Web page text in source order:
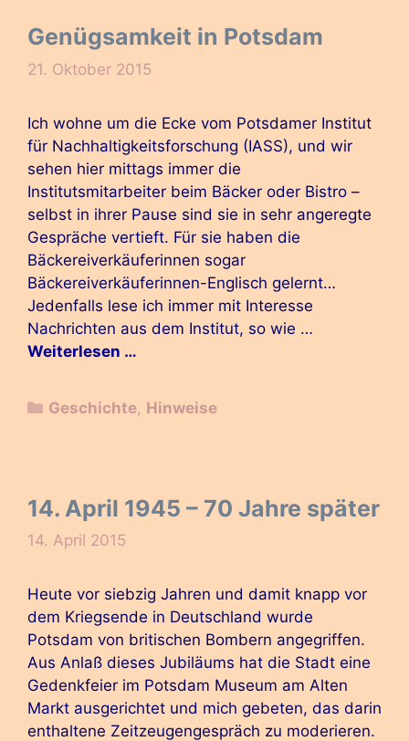
Genügsamkeit in Potsdam
21. Oktober 2015
Ich wohne um die Ecke vom Potsdamer Institut
für Nachhaltigkeitsforschung (IASS), und wir
sehen hier mittags immer die
Institutsmitarbeiter beim Bäcker oder Bistro –
selbst in ihrer Pause sind sie in sehr angeregte
Gespräche vertieft. Für sie haben die
Bäckereiverkäuferinnen sogar
Bäckereiverkäuferinnen-Englisch gelernt…
Jedenfalls lese ich immer mit Interesse
Nachrichten aus dem Institut, so wie …
Weiterlesen …
Kategorien
Geschichte, Hinweise
14. April 1945 – 70 Jahre später
14. April 2015
Heute vor siebzig Jahren und damit knapp vor
dem Kriegsende in Deutschland wurde
Potsdam von britischen Bombern angegriffen.
Aus Anlaß dieses Jubiläums hat die Stadt eine
Gedenkfeier im Potsdam Museum am Alten
Markt ausgerichtet und mich gebeten, das darin
enthaltene Zeitzeugengespräch zu moderieren.